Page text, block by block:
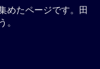
めたページです。田
。